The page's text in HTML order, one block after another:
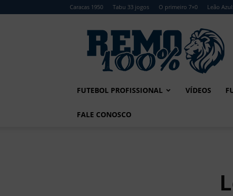
Caracas 1950 Tabu 33 jogos O primeiro 7×0 Leão
Remo
FUTEBOL PROFISSIONAL VÍDEOS
FALE CONOSCO